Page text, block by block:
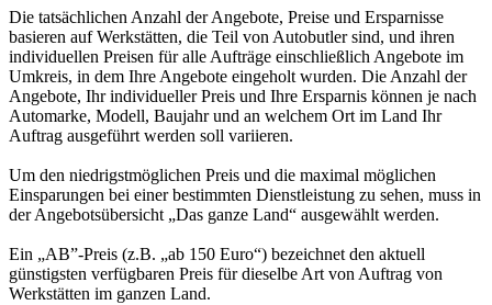
Die tatsächlichen Anzahl der Angebote, Preise und Ersparnisse
basieren auf Werkstätten, die Teil von Autobutler sind, und ihren
individuellen Preisen für alle Aufträge einschließlich Angebote im
Umkreis, in dem Ihre Angebote eingeholt wurden. Die Anzahl der
Angebote, Ihr individueller Preis und Ihre Ersparnis können je nach
Automarke, Modell, Baujahr und an welchem Ort im Land Ihr
Auftrag ausgeführt werden soll variieren.
Um den niedrigstmöglichen Preis und die maximal möglichen
Einsparungen bei einer bestimmten Dienstleistung zu sehen, muss in
der Angebotsübersicht „Das ganze Land“ ausgewählt werden.
Ein „AB”-Preis (z.B. „ab 150 Euro“) bezeichnet den aktuell
günstigsten verfügbaren Preis für dieselbe Art von Auftrag von
Werkstätten im ganzen Land.